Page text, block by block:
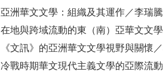
亞洲華文文學：組織及其運作／李瑞
在地與跨域流動的東（南）亞華文文
《文訊》的亞洲華文文學視野與關懷
冷戰時期華文現代主義文學的亞際流